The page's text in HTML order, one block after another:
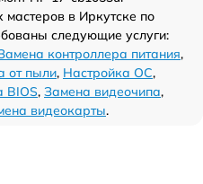
в Иркутске по
следующие услуги:
контроллера питания,
от пыли, Настройка ОС,
BIOS, Замена видеочипа,
видеокарты.